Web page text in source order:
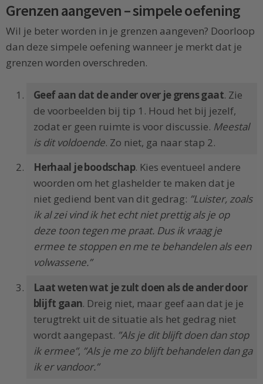
Grenzen aangeven – simpele oefening
Wil je beter worden in je grenzen aangeven? Doorloop
dan deze simpele oefening wanneer je merkt dat je
grenzen worden overschreden.
Geef aan dat de ander over je grens gaat. Zie
de voorbeelden bij tip 1. Houd het bij jezelf,
zodat er geen ruimte is voor discussie. Meestal
is dit voldoende. Zo niet, ga naar stap 2.
Herhaal je boodschap. Kies eventueel andere
woorden om het glashelder te maken dat je
niet gediend bent van dit gedrag: ”Luister, zoals
ik al zei vind ik het echt niet prettig als je op
deze toon tegen me praat. Dus ik vraag je
ermee te stoppen en me te behandelen als een
volwassene.”
Laat weten wat je zult doen als de ander door
blijft gaan. Dreig niet, maar geef aan dat je je
terugtrekt uit de situatie als het gedrag niet
wordt aangepast. ”Als je dit blijft doen dan stop
ik ermee”, ”Als je me zo blijft behandelen dan ga
ik er vandoor.”